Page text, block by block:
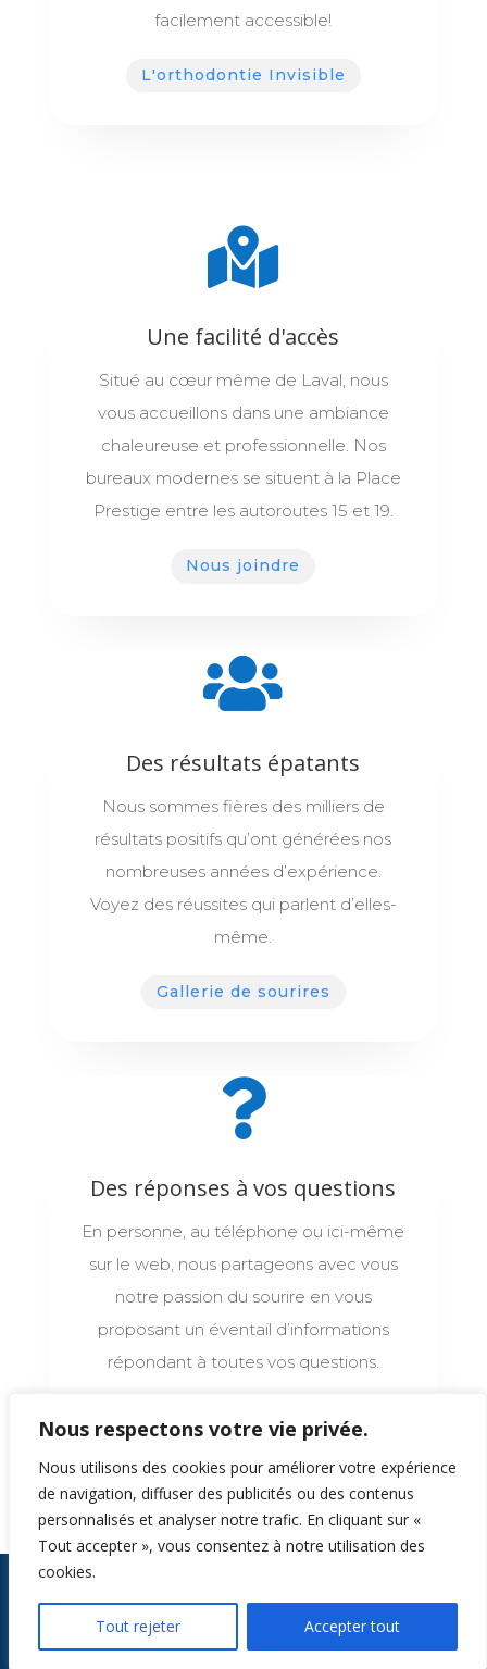
Nous respectons votre vie privée.
Nous utilisons des cookies pour améliorer votre expérience
de navigation, diffuser des publicités ou des contenus
personnalisés et analyser notre trafic. En cliquant sur «
Tout accepter », vous consentez à notre utilisation des
cookies.
Tout rejeter Accepter tout
facilement accessible!
L'orthodontie Invisible
Une facilité d'accès
Situé au cœur même de Laval, nous
vous accueillons dans une ambiance
chaleureuse et professionnelle. Nos
bureaux modernes se situent à la Place
Prestige entre les autoroutes 15 et 19.
Nous joindre
Des résultats épatants
Nous sommes fières des milliers de
résultats positifs qu’ont générées nos
nombreuses années d’expérience.
Voyez des réussites qui parlent d’elles-
même.
Gallerie de sourires
Des réponses à vos questions
En personne, au téléphone ou ici-même
sur le web, nous partageons avec vous
notre passion du sourire en vous
proposant un éventail d’informations
répondant à toutes vos questions.
Foire Aux Questions
Tous droits réservés © 2024 Centre Orthodontique Dr
Pascal Carrière |
Politique de confidentialité